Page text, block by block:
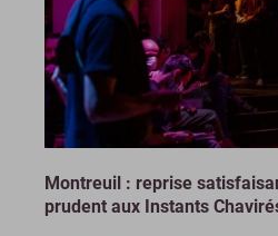
Montreuil : reprise
prudent aux Instants